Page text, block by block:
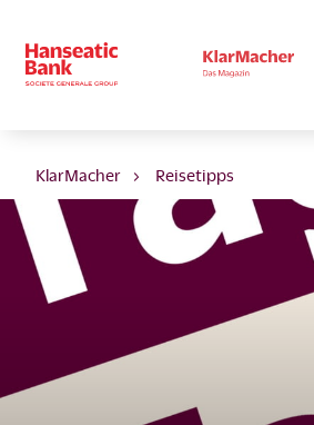
KlarMacher Reisetipps